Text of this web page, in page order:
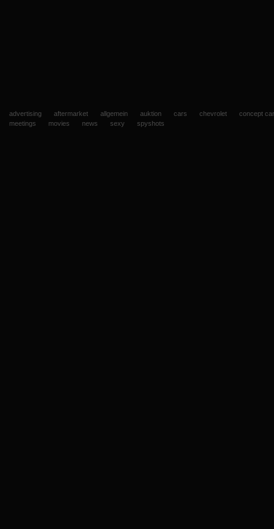
advertising aftermarket allgemein auktion cars chevrolet
concept
meetings
movies news sexy spyshots